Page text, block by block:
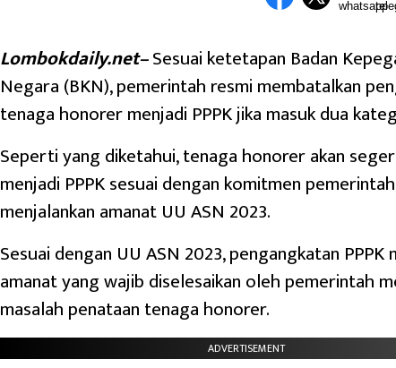
Lombokdaily.net–Sesuai ketetapan Badan
Negara (BKN), pemerintah resmi membatalkan
tenaga honorer menjadi PPPK jika masuk dua
Seperti yang diketahui, tenaga honorer akan
menjadi PPPK sesuai dengan komitmen
menjalankan amanat UU ASN 2023.
Sesuai dengan UU ASN 2023, pengangkatan PPPK
amanat yang wajib diselesaikan oleh pemerintah
masalah penataan tenaga honorer.
ADVERTISEMENT